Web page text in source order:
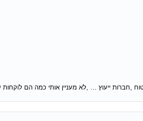
,חברות ייעוץ … ,לא מעניין אותי כמה הם לוקחות